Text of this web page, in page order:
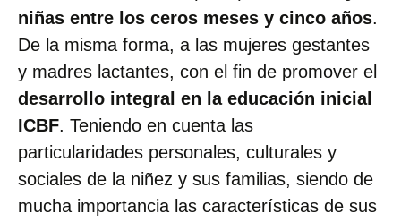
niñas entre los ceros meses y cinco años.
De la misma forma, a las mujeres gestantes
y madres lactantes, con el fin de promover el
desarrollo integral en la educación inicial
ICBF. Teniendo en cuenta las
particularidades personales, culturales y
sociales de la niñez y sus familias, siendo de
mucha importancia las características de sus